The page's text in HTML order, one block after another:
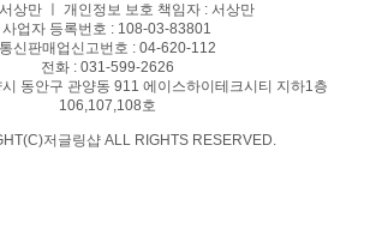
상만 ㅣ 개인정보 보호 책임자 : 서상만
사업자 등록번호 : 108-03-83801
통신판매업신고번호 : 04-620-112
전화 : 031-599-2626
동안구 관양동 911 에이스하이테크시티 지하1층
106,107,108호
저글링샵 ALL RIGHTS RESERVED.